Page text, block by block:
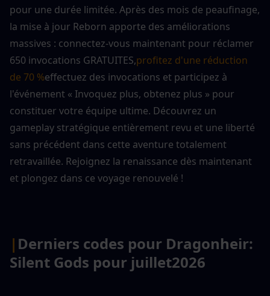
pour une durée limitée. Après des mois de peaufinage,
la mise à jour Reborn apporte des améliorations
massives : connectez-vous maintenant pour réclamer
650 invocations GRATUITES,profitez d'une réduction
de 70 %effectuez des invocations et participez à
l'événement « Invoquez plus, obtenez plus » pour
constituer votre équipe ultime. Découvrez un
gameplay stratégique entièrement revu et une liberté
sans précédent dans cette aventure totalement
retravaillée. Rejoignez la renaissance dès maintenant
et plongez dans ce voyage renouvelé !
| Derniers codes pour Dragonheir:
Silent Gods pour juillet2026